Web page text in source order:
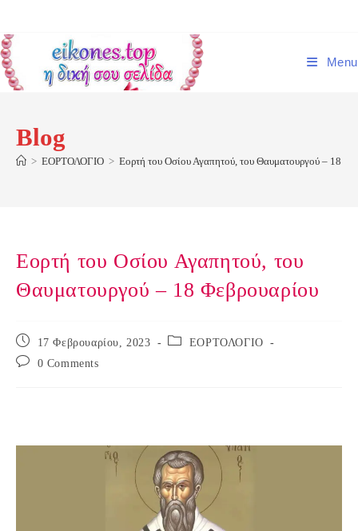
content
Menu
Blog
> ΕΟΡΤΟΛΟΓΙΟ > Εορτή του Οσίου Αγαπητού, του Θαυματουργού – 18
Εορτή του Οσίου Αγαπητού, του
Θαυματουργού – 18 Φεβρουαρίου
Post
published:
17 Φεβρουαρίου, 2023
Post ΕΟΡΤΟΛΟΓΙΟ
Post
0 Comments